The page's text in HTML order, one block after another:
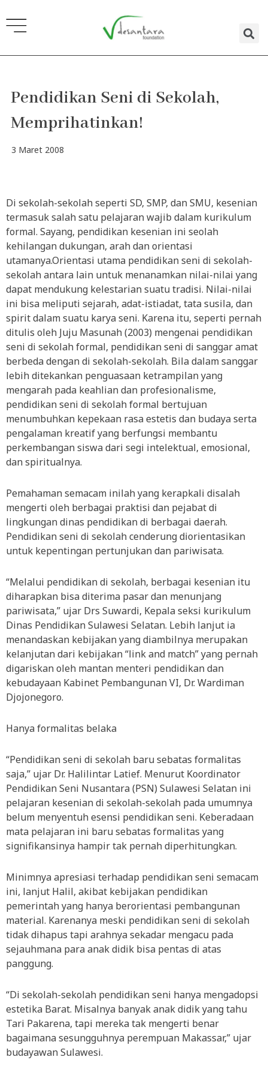
ke
konten
Pendidikan Seni di Sekolah,
Memprihatinkan!
3 Maret 2008
Di sekolah-sekolah seperti SD, SMP, dan SMU, kesenian
termasuk salah satu pelajaran wajib dalam kurikulum
formal. Sayang, pendidikan kesenian ini seolah
kehilangan dukungan, arah dan orientasi
utamanya.Orientasi utama pendidikan seni di sekolah-
sekolah antara lain untuk menanamkan nilai-nilai yang
dapat mendukung kelestarian suatu tradisi. Nilai-nilai
ini bisa meliputi sejarah, adat-istiadat, tata susila, dan
spirit dalam suatu karya seni. Karena itu, seperti pernah
ditulis oleh Juju Masunah (2003) mengenai pendidikan
seni di sekolah formal, pendidikan seni di sanggar amat
berbeda dengan di sekolah-sekolah. Bila dalam sanggar
lebih ditekankan penguasaan ketrampilan yang
mengarah pada keahlian dan profesionalisme,
pendidikan seni di sekolah formal bertujuan
menumbuhkan kepekaan rasa estetis dan budaya serta
pengalaman kreatif yang berfungsi membantu
perkembangan siswa dari segi intelektual, emosional,
dan spiritualnya.
Pemahaman semacam inilah yang kerapkali disalah
mengerti oleh berbagai praktisi dan pejabat di
lingkungan dinas pendidikan di berbagai daerah.
Pendidikan seni di sekolah cenderung diorientasikan
untuk kepentingan pertunjukan dan pariwisata.
“Melalui pendidikan di sekolah, berbagai kesenian itu
diharapkan bisa diterima pasar dan menunjang
pariwisata,” ujar Drs Suwardi, Kepala seksi kurikulum
Dinas Pendidikan Sulawesi Selatan. Lebih lanjut ia
menandaskan kebijakan yang diambilnya merupakan
kelanjutan dari kebijakan “link and match” yang pernah
digariskan oleh mantan menteri pendidikan dan
kebudayaan Kabinet Pembangunan VI, Dr. Wardiman
Djojonegoro.
Hanya formalitas belaka
“Pendidikan seni di sekolah baru sebatas formalitas
saja,” ujar Dr. Halilintar Latief. Menurut Koordinator
Pendidikan Seni Nusantara (PSN) Sulawesi Selatan ini
pelajaran kesenian di sekolah-sekolah pada umumnya
belum menyentuh esensi pendidikan seni. Keberadaan
mata pelajaran ini baru sebatas formalitas yang
signifikansinya hampir tak pernah diperhitungkan.
Minimnya apresiasi terhadap pendidikan seni semacam
ini, lanjut Halil, akibat kebijakan pendidikan
pemerintah yang hanya berorientasi pembangunan
material. Karenanya meski pendidikan seni di sekolah
tidak dihapus tapi arahnya sekadar mengacu pada
sejauhmana para anak didik bisa pentas di atas
panggung.
“Di sekolah-sekolah pendidikan seni hanya mengadopsi
estetika Barat. Misalnya banyak anak didik yang tahu
Tari Pakarena, tapi mereka tak mengerti benar
bagaimana sesungguhnya perempuan Makassar,” ujar
budayawan Sulawesi.